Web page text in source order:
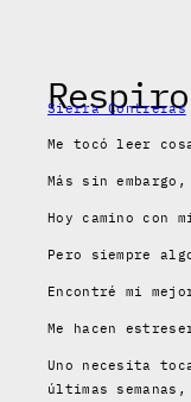
Respiro
Sierra Contreras
Me tocó leer
Más sin
Hoy camino
Pero siempre
Encontré mi
Me hacen
Uno necesita
últimas